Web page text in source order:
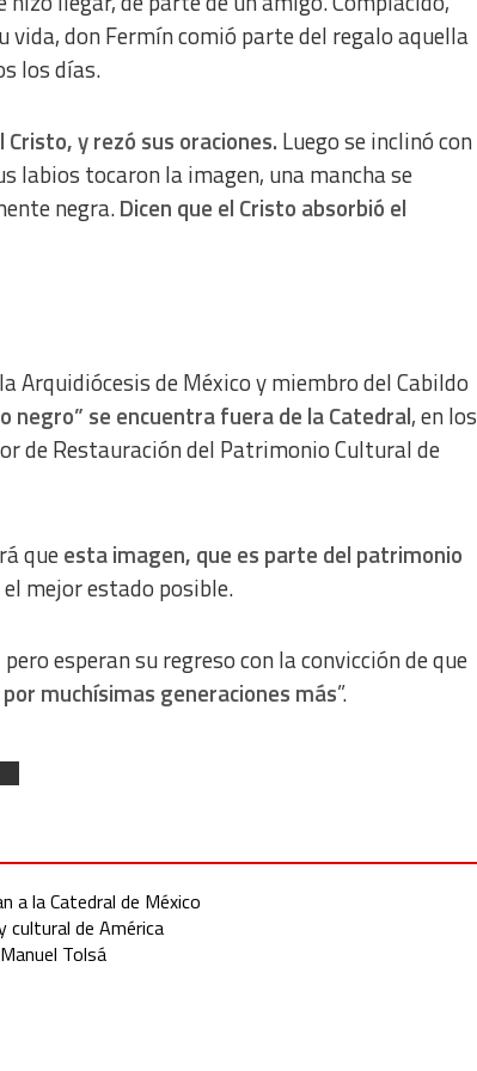
don Fermín comió parte del regalo aquella
los días.
y rezó sus oraciones. Luego se inclinó con
labios tocaron la imagen, una mancha se
negra.Dicen que el Cristo absorbió el
Arquidiócesis de México y miembro del Cabildo
negro” se encuentra fuera de la Catedral, en los
de Restauración del Patrimonio Cultural de
queesta imagen, que es parte del patrimonio
mejor estado posible.
esperan su regreso con la convicción de que
muchísimas generaciones más”.
a la Catedral de México
cultural de América
Tolsá
sources